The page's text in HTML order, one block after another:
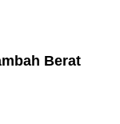
Berat